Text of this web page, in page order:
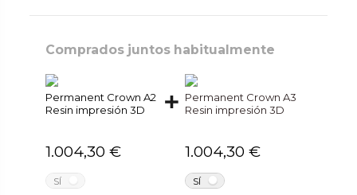
Comprados juntos habitualmente
Permanent Crown A2
Resin impresión 3D
1.004,30 €
SÍ
Permanent Crown A3
Resin impresión 3D
1.004,30 €
SÍ